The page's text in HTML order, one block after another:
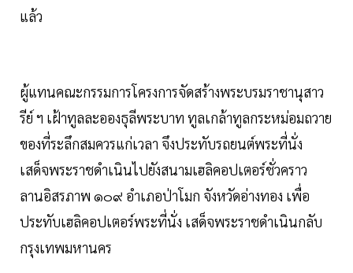
แล้ว
ผู้แทนคณะกรรมการโครงการจัดสร้างพระบรมราชานุสาว
รีย์ ฯ เฝ้าทูลละอองธุลีพระบาท ทูลเกล้าทูลกระหม่อมถวาย
ของที่ระลึกสมควรแก่เวลา จึงประทับรถยนต์พระที่นั่ง
เสด็จพระราชดำเนินไปยังสนามเฮลิคอปเตอร์ชั่วคราว
ลานอิสรภาพ ๑๐๙ อำเภอป่าโมก จังหวัดอ่างทอง เพื่อ
ประทับเฮลิคอปเตอร์พระที่นั่ง เสด็จพระราชดำเนินกลับ
กรุงเทพมหานคร